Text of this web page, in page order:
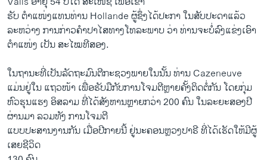
ຮັບ ຕຳແໜ່ງແທນທ່ານ Hollande ຜູ້​ຊຶ່ງ​ໄດ້​ປະກາ ​ໃນສັບປະດາແລ້ວ
ລະຫວ່າງ ການກ່າວຄຳປາໄສທາງໂທລະພາບ ວ່າ ທ່ານຈະບໍ່ລົງແຂ່ງເອົາ
ຕຳແໜ່ງ ເປັນ ສະໄໝທີສອງ.
ໃນຖານະທີ່ເປັນລັດຖະມົນຕີກະຊວງພາຍ​ໃນນັ້ນ ທ່ານ Cazeneuve ​
ແມ່ນຢູ່ໃນ ແຖວໜ້າ ​ເພື່ອຮັບມືກັບການໂຈມຕີຫຼາຍຄັ້ງຕິດຕໍ່ກັນ ໂດຍກຸ່ມ
ຫົວຮຸນແຮງ ອິສລາມ ທີ່ໄດ້ສັງຫານຫຼາຍກວ່າ 200 ຄົນ ​ໃນລະຍະສອງປີ
ຜ່ານມາ ລວມທັງ ການໂຈມຕີ
ແບບປະສານງານກັນ ເມື່ອປີກາຍນີ້ ຢູ່ນະຄອນຫຼວງປາຣີ ທີ່ໄດ້ເຮັດໃຫ້ມີຜູ້
ເສຍຊີວິດ